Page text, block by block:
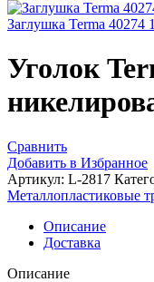
Заглушка Terma
Уголок
Сравнить
Добавить в Избранное
Артикул: L-2817
Металлопластиковые
Описание
Доставка
Описание